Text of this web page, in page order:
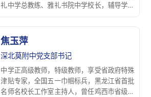
礼中学总教练、雅礼书院中学校长，辅导学生
获得国际信息学奥赛金牌6枚、银牌1枚。
焦玉萍
深北莫附中党支部书记
中学正高级教师，特级教师，享受省政府特殊
津贴专家，全国五一巾帼标兵，黑龙江省首批
名师名校长工作室主持人，曾任鸡西市省级示